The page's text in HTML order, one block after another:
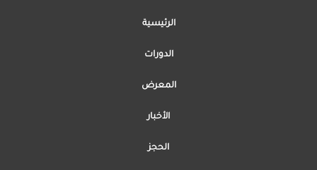
الرئيسية
الدورات
المعرض
الأخبار
الحجز